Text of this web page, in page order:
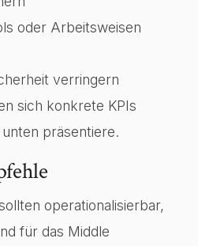
oder Arbeitsweisen
verringern
sich konkrete KPIs
präsentiere.
operationalisierbar,
für das Middle